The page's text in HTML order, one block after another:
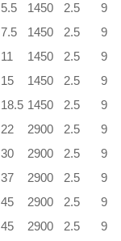
5.5 1450 2.5
9
7.5 1450 2.5
9
11 1450 2.5
9
15 1450 2.5
9
18.5 1450 2.5
9
22 2900 2.5
9
30 2900 2.5
9
37 2900 2.5
9
45 2900 2.5
9
45 2900 2.5
9